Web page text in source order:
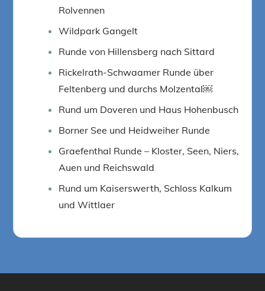
Rolvennen
Wildpark Gangelt
Runde von Hillensberg nach Sittard
Rickelrath-Schwaamer Runde über
Feltenberg und durchs Molzental￼
Rund um Doveren und Haus Hohenbusch
Borner See und Heidweiher Runde
Graefenthal Runde – Kloster, Seen, Niers,
Auen und Reichswald
Rund um Kaiserswerth, Schloss Kalkum
und Wittlaer